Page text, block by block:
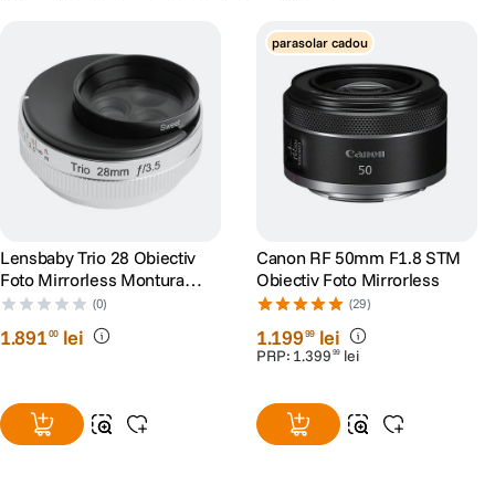
Lensbaby Trio 28 Obiectiv
Foto Mirrorless Montura
Sony E (compatibil FF)
(0)
1.89100 lei
parasolar cadou
Canon RF 50mm F1.8 STM
Obiectiv Foto Mirrorless
(29)
1.19999 lei
PRP: 1.399 99 lei